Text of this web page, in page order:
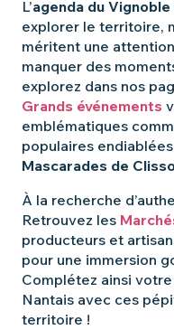
L’agenda du Vignoble
explorer le territoire,
méritent une
manquer des
explorez dans nos
Grands événements
emblématiques
populaires
Mascarades de
À la recherche
Retrouvez les
producteurs et
pour une immersion
Complétez ainsi
Nantais avec ces
territoire !